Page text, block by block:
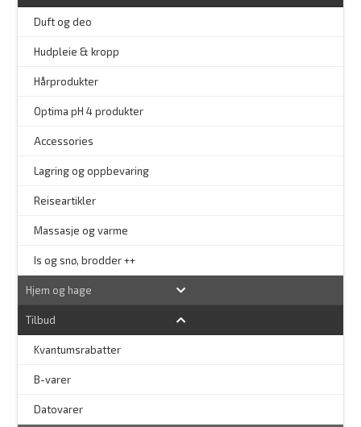
Duft og deo
Hudpleie & kropp
Hårprodukter
Optima pH 4 produkter
Accessories
Lagring og oppbevaring
Reiseartikler
Massasje og varme
Is og snø, brodder ++
Hjem og hage
Tilbud
Kvantumsrabatter
B-varer
Datovarer